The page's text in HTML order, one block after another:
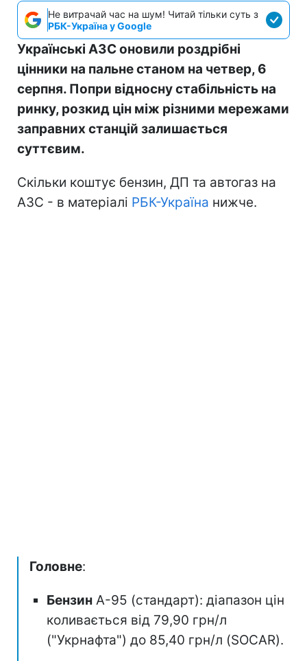
Не витрачай час на шум! Читай тільки суть з
РБК-Україна у Google
Українські АЗС оновили роздрібні
цінники на пальне станом на четвер, 6
серпня. Попри відносну стабільність на
ринку, розкид цін між різними мережами
заправних станцій залишається
суттєвим.
Скільки коштує бензин, ДП та автогаз на
АЗС - в матеріалі РБК-Україна нижче.
Головне:
Бензин А-95 (стандарт): діапазон цін
коливається від 79,90 грн/л
("Укрнафта") до 85,40 грн/л (SOCAR).